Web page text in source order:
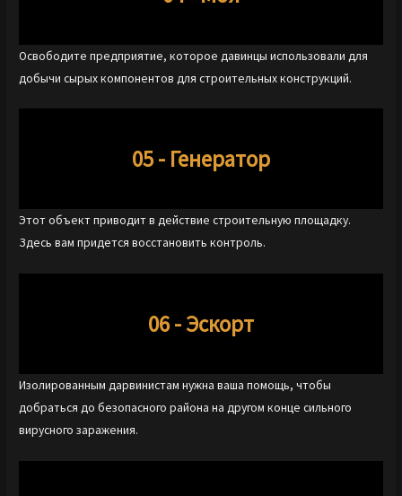
Освободите предприятие, которое давинцы использовали для
добычи сырых компонентов для строительных конструкций.
05 - Генератор
Этот объект приводит в действие строительную площадку.
Здесь вам придется восстановить контроль.
06 - Эскорт
Изолированным дарвинистам нужна ваша помощь, чтобы
добраться до безопасного района на другом конце сильного
вирусного заражения.